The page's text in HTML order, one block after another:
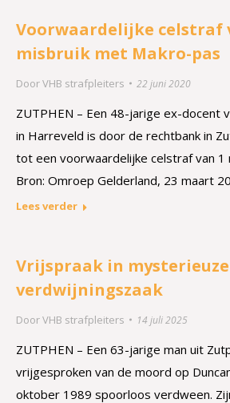
Voorwaardelijke celstraf
misbruik met Makro-pas
DoorVHB strafpleiters 22 juni 2020
ZUTPHEN – Een 48-jarige ex-docent
in Harreveld is door de rechtbank in
tot een voorwaardelijke celstraf van 1
Bron: Omroep Gelderland, 23 maart
Lees verder
Vrijspraak in mysterieuze
verdwijningszaak
DoorVHB strafpleiters 14 juli 2025
ZUTPHEN – Een 63-jarige man uit
vrijgesproken van de moord op
oktober 1989 spoorloos verdween.